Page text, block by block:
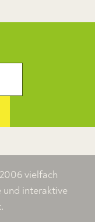
vielfach
und interaktive